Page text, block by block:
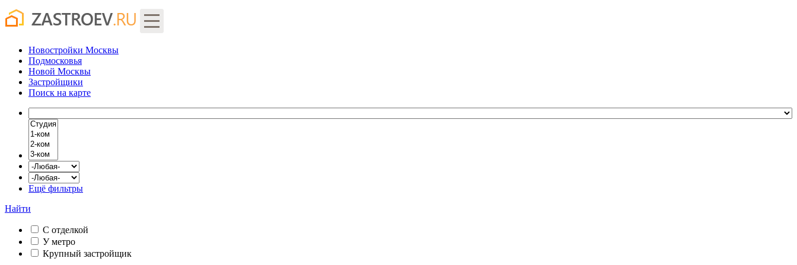
Новостройки Москвы
Подмосковья
Новой Москвы
Застройщики
Поиск на карте
Ещё фильтры
Найти
С отделкой
У метро
Крупный застройщик